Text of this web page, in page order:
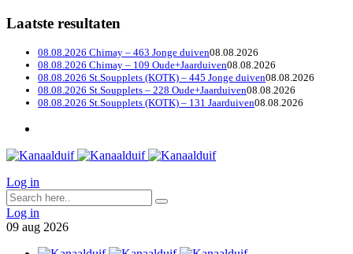
Laatste resultaten
08.08.2026 Chimay – 463 Jonge duiven08.08.2026
08.08.2026 Chimay – 109 Oude+Jaarduiven08.08.2026
08.08.2026 St.Soupplets (KOTK) – 445 Jonge duiven08.08.2026
08.08.2026 St.Soupplets – 228 Oude+Jaarduiven08.08.2026
08.08.2026 St.Soupplets (KOTK) – 131 Jaarduiven08.08.2026
Log in
Log in
09 aug 2026